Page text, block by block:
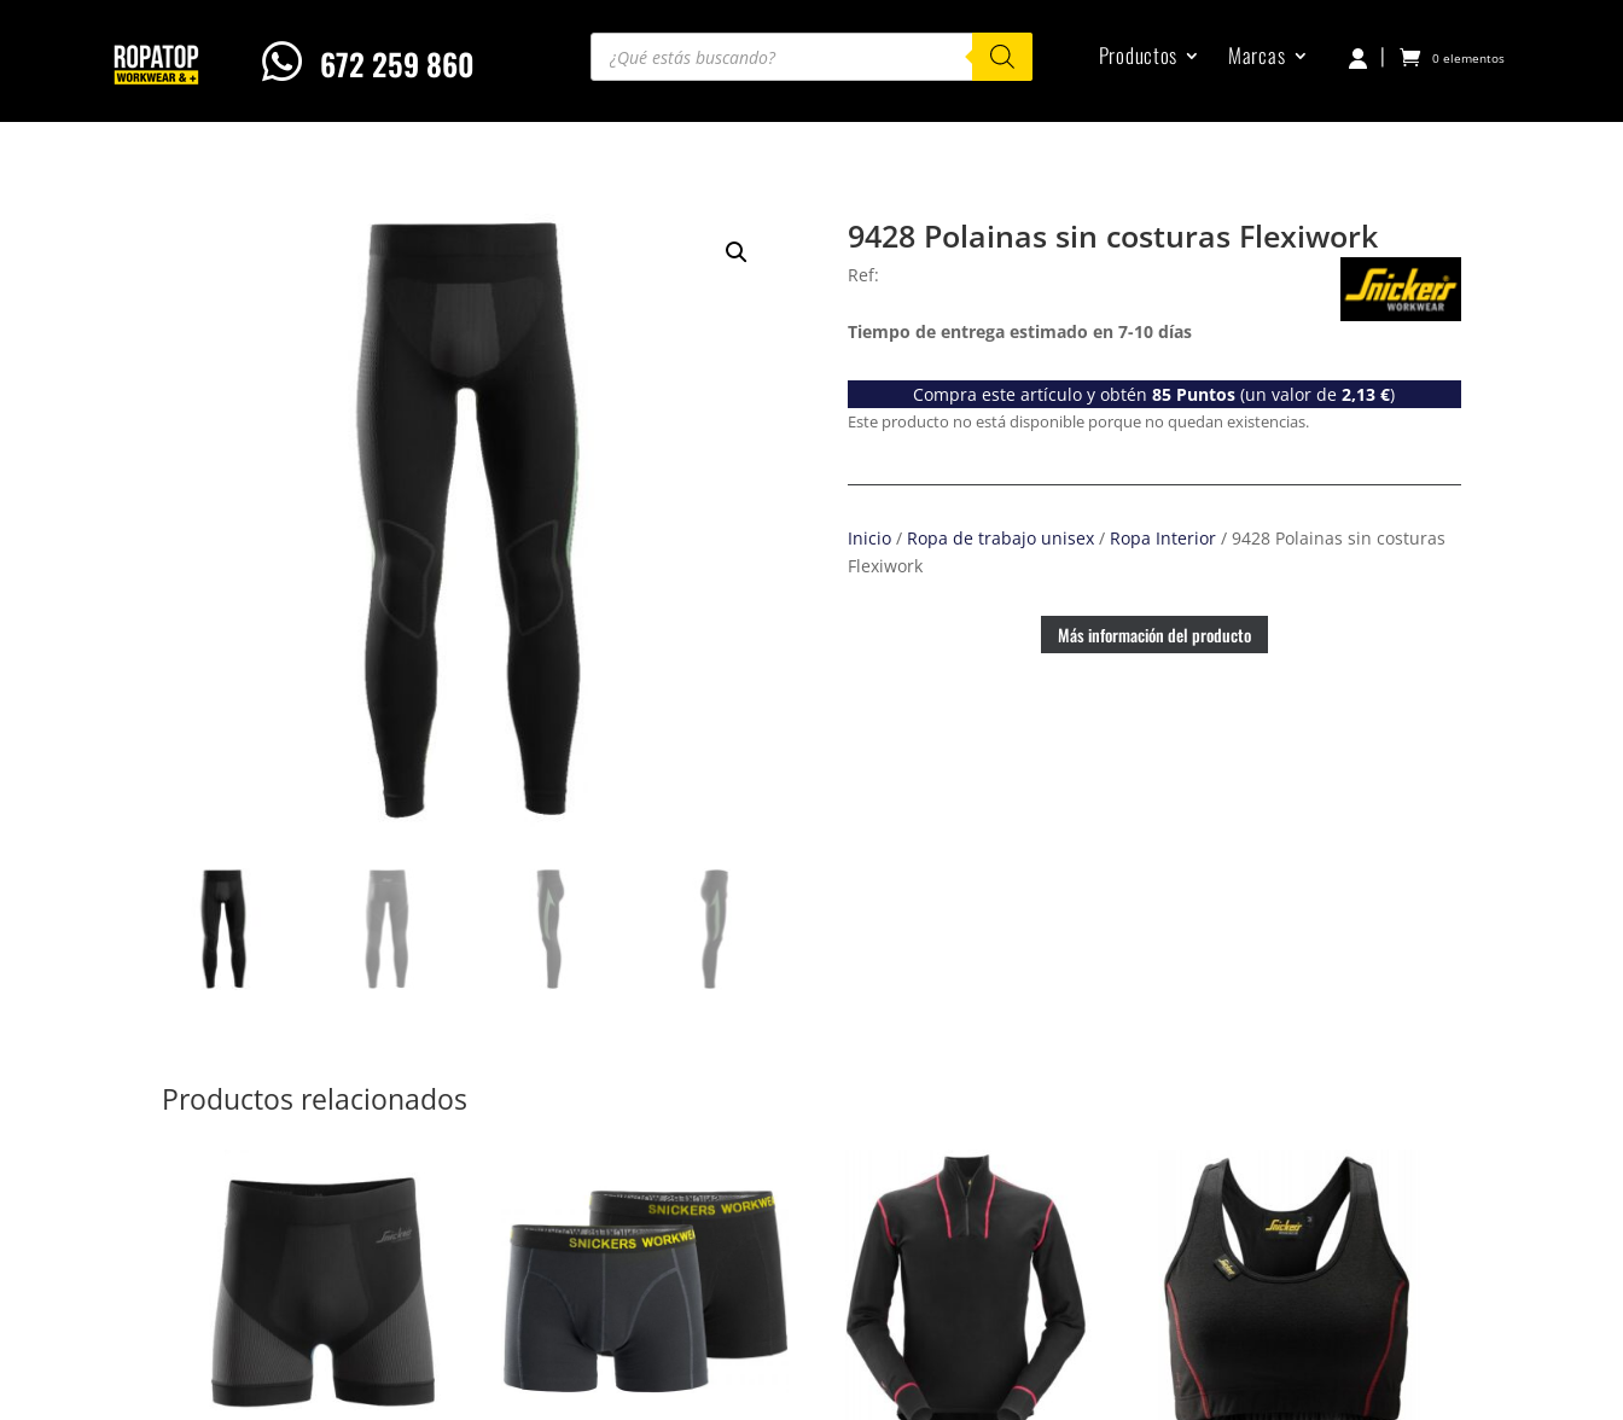
 672 259 860
Búsqueda
productos
Productos Marcas | 0 elementos
9428 Polainas sin costuras Flexiwork
Ref:
Tiempo de entrega estimado en 7-10 días
Compra este artículo y obtén85 Puntos (un valor de2,13€)
Este producto no está disponible porque no quedan existencias.
Inicio/ Ropa de trabajo unisex/ Ropa Interior/ 9428 Polainas sin costuras
Flexiwork
Más información del producto
Productos relacionados